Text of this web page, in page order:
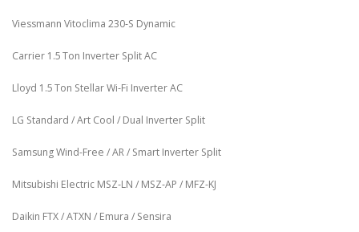
Viessmann Vitoclima 230‑S Dynamic
Carrier 1.5 Ton Inverter Split AC
Lloyd 1.5 Ton Stellar Wi‑Fi Inverter AC
LG Standard / Art Cool / Dual Inverter Split
Samsung Wind-Free / AR / Smart Inverter Split
Mitsubishi Electric MSZ‑LN / MSZ‑AP / MFZ-KJ
Daikin FTX / ATXN / Emura / Sensira